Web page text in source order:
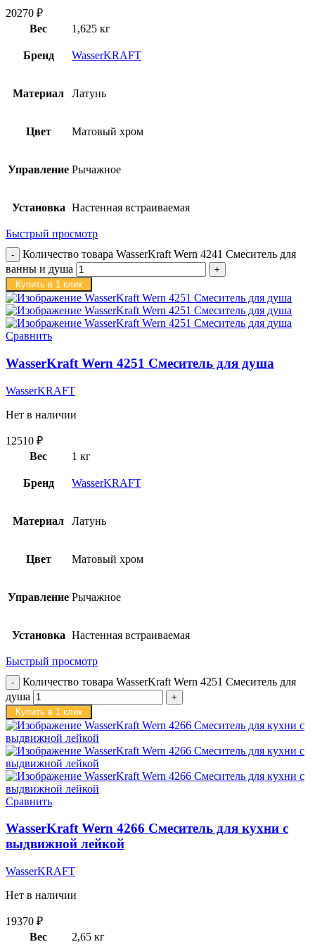
20270 ₽
Вес
1,625 кг
Бренд WasserKRAFT
Материал Латунь
Цвет Матовый хром
Управление Рычажное
Установка Настенная встраиваемая
Быстрый просмотр
Количество товара WasserKraft Wern 4241 Смеситель для
ванны и душа
Купить в 1 клик
Сравнить
WasserKraft Wern 4251 Смеситель для душа
WasserKRAFT
Нет в наличии
12510 ₽
Вес
1 кг
Бренд WasserKRAFT
Материал Латунь
Цвет Матовый хром
Управление Рычажное
Установка Настенная встраиваемая
Быстрый просмотр
Количество товара WasserKraft Wern 4251 Смеситель для
душа
Купить в 1 клик
Сравнить
WasserKraft Wern 4266 Смеситель для кухни с
выдвижной лейкой
WasserKRAFT
Нет в наличии
19370 ₽
Вес
2,65 кг